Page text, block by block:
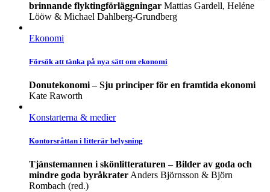
brinnande flyktingförläggningar Mattias Gardell, Heléne
Lööw & Michael Dahlberg-Grundberg
Ekonomi
Försök att tänka på nya sätt om ekonomi
Donutekonomi – Sju principer för en framtida ekonomi
Kate Raworth
Konstarterna & medier
Kontorsråttan i litterär belysning
Tjänstemannen i skönlitteraturen – Bilder av goda och
mindre goda byråkraterAnders Björnsson & Björn
Rombach (red.)